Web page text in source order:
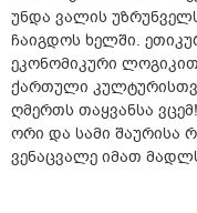
უნდა ვალის
ჩაიგდოს ხელში.
ეკონომიკური
ქართული
ღმერთს თაყვანსა
ორი და სამი შაურისა
ვენაცვალე იმათ